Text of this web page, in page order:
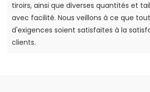
tiroirs, ainsi que diverses quantités et
avec facilité. Nous veillons à ce que
d'exigences soient satisfaites à la
clients.